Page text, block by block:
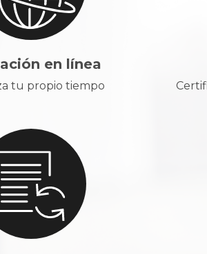
en línea
tu propio tiempo